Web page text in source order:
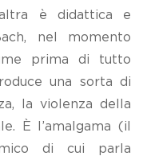
è didattica e
nel momento
prima di tutto
una sorta di
la violenza della
È l’amalgama (il
di cui parla